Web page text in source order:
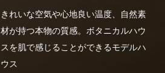
きれいな空気や心地良い温度、自然素
材が持つ本物の質感。ボタニカルハウ
スを肌で感じることができるモデルハ
ウス